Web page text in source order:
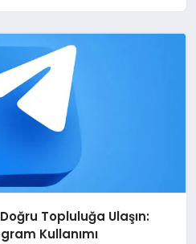
Topluluğa Ulaşın:
Kullanımı